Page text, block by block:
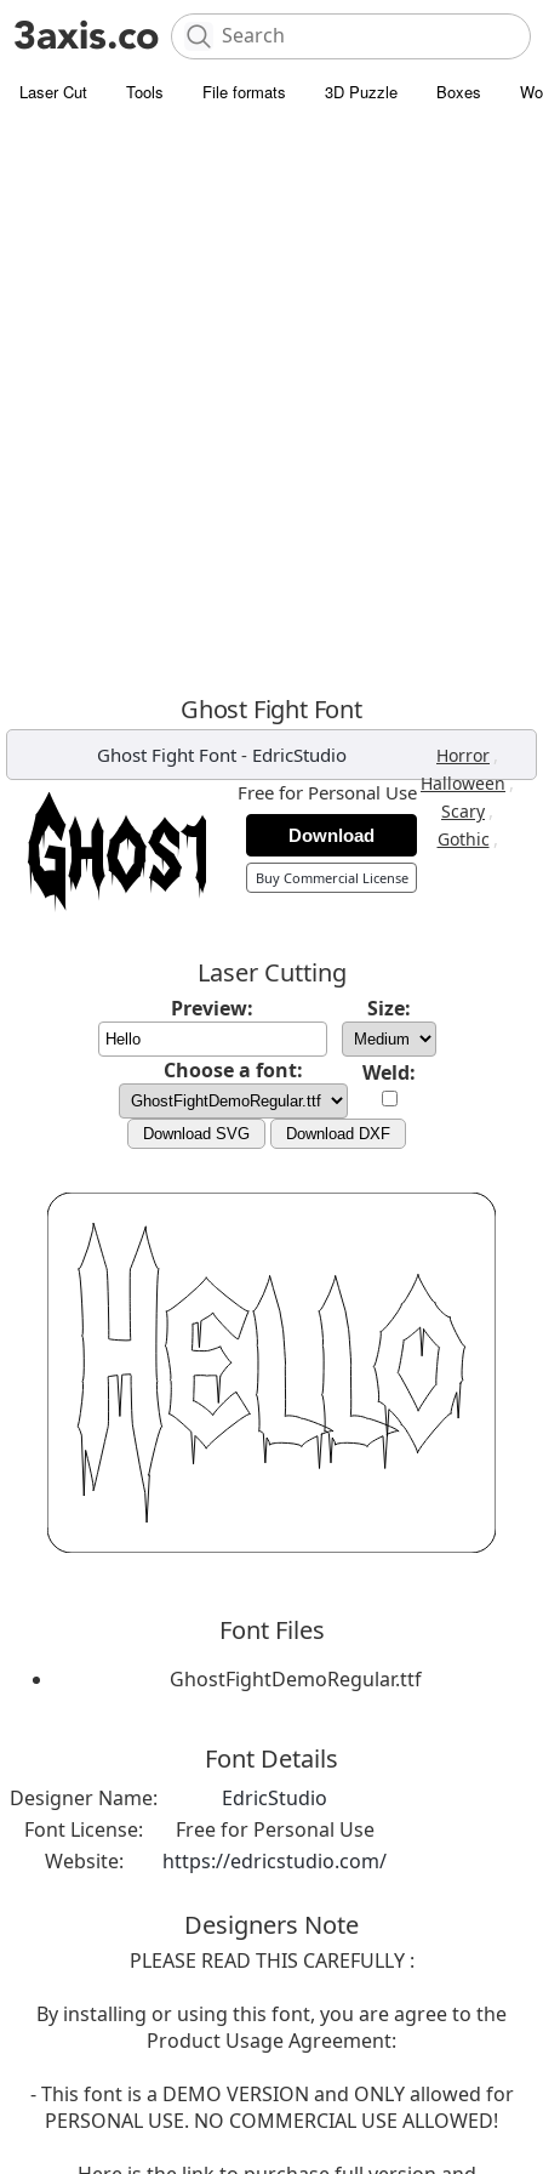
Laser Cut Tools File formats 3D Puzzle Boxes
Ghost Fight Font
Ghost Fight Font- EdricStudio Horror ,
Halloween,
Scary ,
Gothic ,
Free for Personal Use
Download
Buy Commercial License
Laser Cutting
Preview: Size:
Choose a font: Weld:
Download SVG Download DXF
Font Files
GhostFightDemoRegular.ttf
Font Details
Designer Name:
EdricStudio
Font License:
Free for Personal Use
Website:
https://edricstudio.com/
Designers Note
PLEASE READ THIS CAREFULLY :
By installing or using this font, you are agree to the
Product Usage Agreement:
- This font is a DEMO VERSION and ONLY allowed for
PERSONAL USE. NO COMMERCIAL USE ALLOWED!